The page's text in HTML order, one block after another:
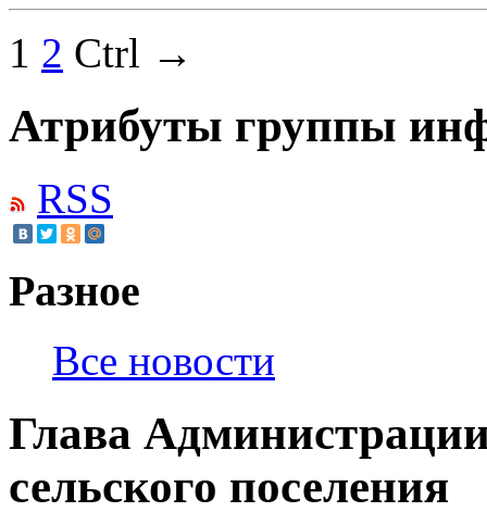
1 2 Ctrl →
Атрибуты группы
RSS
Разное
Все новости
Глава
сельского поселения